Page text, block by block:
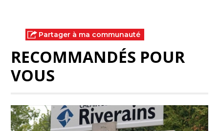
Partager à ma communauté
RECOMMANDÉS POUR
VOUS